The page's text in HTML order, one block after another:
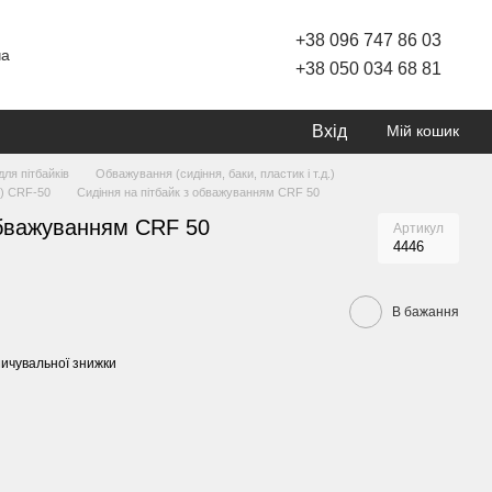
+38 096 747 86 03
+38 050 034 68 81
Вхід Мій кошик
пітбайків
Обважування (сидіння, баки, пластик і т.д.)
CRF-50
Сидіння на пітбайк з обважуванням CRF 50
CRF 50 Артикул
4446
В бажання
знижки